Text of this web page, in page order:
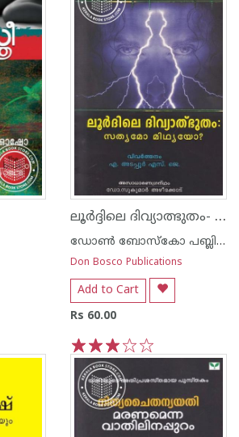
ലൂര്‍ദ്ദിലെ ദിവ്യാത്ഭുതം- സത്യമോ മിഥ്യയോ
ഡോണ്‍ ബോസ്കോ പബ്ലിക്കേഷന്‍സ്
Don Bosco Publications
Add to Cart
Rs 60.00
5
4
3
2
1